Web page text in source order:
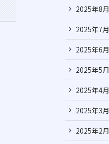
2025年8月
2025年7月
2025年6月
2025年5月
2025年4月
2025年3月
2025年2月